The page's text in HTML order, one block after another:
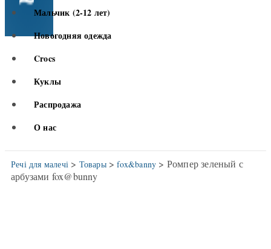
Мальчик (2-12 лет)
Новогодняя одежда
Crocs
Куклы
Распродажа
О нас
Речі для малечі > Товары>fox&banny > Ромпер зеленый с
арбузами fox@bunny